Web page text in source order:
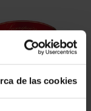
de las cookies